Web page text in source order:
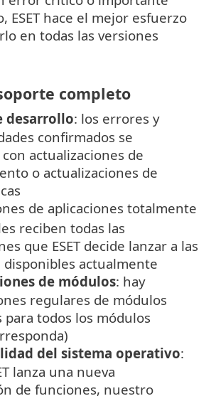
ESET hace el mejor esfuerzo
en todas las versiones
completo
desarrollo: los errores y
confirmados se
actualizaciones de
o actualizaciones de
de aplicaciones totalmente
reciben todas las
que ESET decide lanzar a las
disponibles actualmente
de módulos: hay
regulares de módulos
para todos los módulos
del sistema operativo:
lanza una nueva
de funciones, nuestro